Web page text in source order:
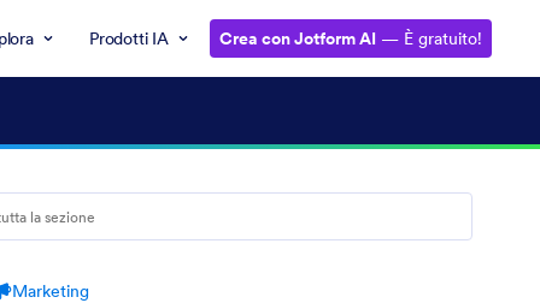
Prodotti IA Crea con Jotform AI — È gratuito!
Marketing